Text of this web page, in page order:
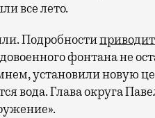
все лето.
Подробностиприводит
фонтана не
установили новую
вода. Глава округа